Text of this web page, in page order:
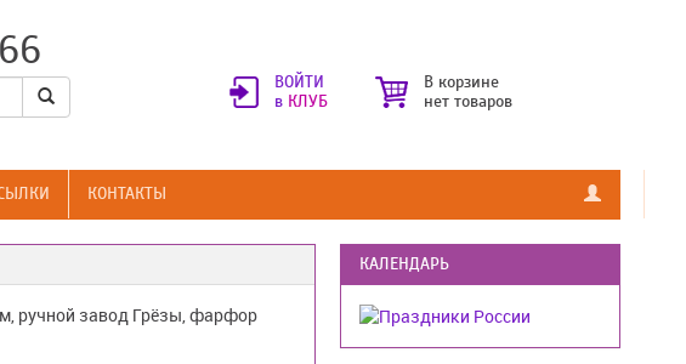
ВОЙТИ
в КЛУБ
В корзине
нет товаров
КОНТАКТЫ
ручной завод Грёзы, фарфор
КАЛЕНДАРЬ